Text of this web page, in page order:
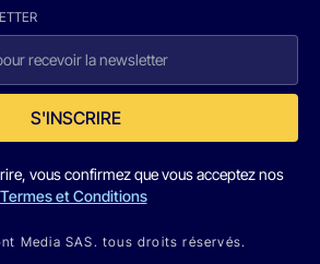
S'INSCRIRE
vous confirmez que vous acceptez nos
Termes et Conditions
Media SAS. tous droits réservés.